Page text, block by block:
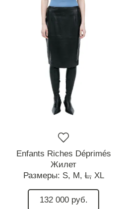
Enfants Riches Déprimés
Жилет
Размеры: S, M, L, XL
132 000 руб.